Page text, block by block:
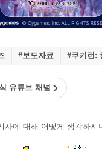
#보도자료 #쿠키런:
유튜브 채널
사에 대해 어떻게 생각하시